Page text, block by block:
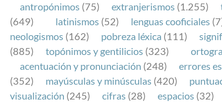
antropónimos (75) extranjerismos (1.255)
(649)
latinismos (52) lenguas cooficiales
neologismos (162) pobreza léxica (111)
(885)
topónimos y gentilicios (323)
acentuación y pronunciación (248)
errores
(352)
mayúsculas y minúsculas (420)
visualización (245) cifras (28) espacios (32)